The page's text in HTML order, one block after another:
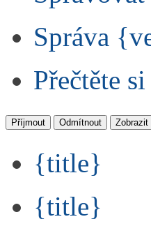
Správa
Přečtěte
Příjmout Odmítnout Zobrazit
{title}
{title}